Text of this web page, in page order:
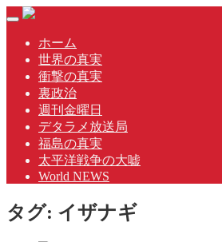
Skip
content
Toggle
navigationホーム
世界の真実
衝撃の真実
裏政治
週刊金曜日
デタラメ放送局
福島の真実
太平洋戦争の大嘘
World NEWS
タグ: イザナギ